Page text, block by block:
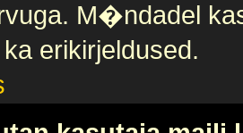
M�ndadel
erikirjeldused.